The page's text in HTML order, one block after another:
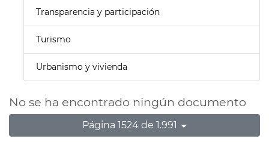
Transparencia y participación
Turismo
Urbanismo y vivienda
No se ha encontrado ningún documento
Página 1524 de 1.991